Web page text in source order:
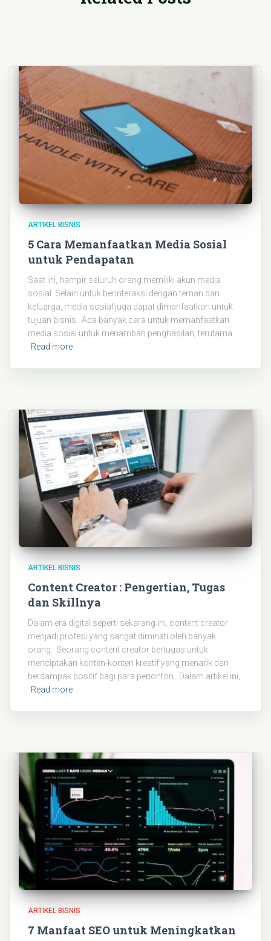
ARTIKEL BISNIS
5 Cara Memanfaatkan Media Sosial
untuk Pendapatan
Saat ini, hampir seluruh orang memiliki akun media
sosial. Selain untuk berinteraksi dengan teman dan
keluarga, media sosial juga dapat dimanfaatkan untuk
tujuan bisnis. Ada banyak cara untuk memanfaatkan
media sosial untuk menambah penghasilan, terutama
Read more
ARTIKEL BISNIS
Content Creator : Pengertian, Tugas
dan Skillnya
Dalam era digital seperti sekarang ini, content creator
menjadi profesi yang sangat diminati oleh banyak
orang. Seorang content creator bertugas untuk
menciptakan konten-konten kreatif yang menarik dan
berdampak positif bagi para penonton. Dalam artikel ini,
Read more
ARTIKEL BISNIS
7 Manfaat SEO untuk Meningkatkan